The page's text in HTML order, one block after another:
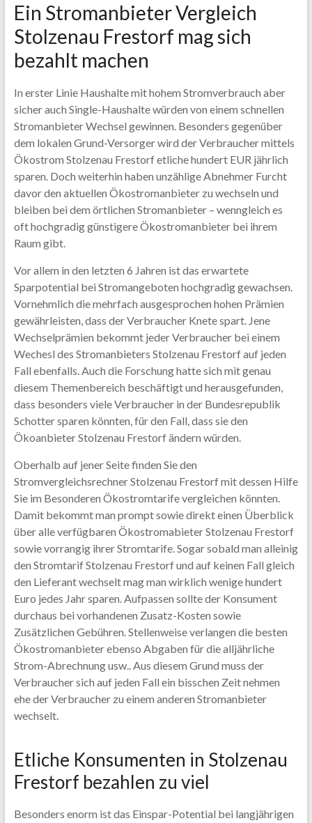
Ein Stromanbieter Vergleich
Stolzenau Frestorf mag sich
bezahlt machen
In erster Linie Haushalte mit hohem Stromverbrauch aber
sicher auch Single-Haushalte würden von einem schnellen
Stromanbieter Wechsel gewinnen. Besonders gegenüber
dem lokalen Grund-Versorger wird der Verbraucher mittels
Ökostrom Stolzenau Frestorf etliche hundert EUR jährlich
sparen. Doch weiterhin haben unzählige Abnehmer Furcht
davor den aktuellen Ökostromanbieter zu wechseln und
bleiben bei dem örtlichen Stromanbieter – wenngleich es
oft hochgradig günstigere Ökostromanbieter bei ihrem
Raum gibt.
Vor allem in den letzten 6 Jahren ist das erwartete
Sparpotential bei Stromangeboten hochgradig gewachsen.
Vornehmlich die mehrfach ausgesprochen hohen Prämien
gewährleisten, dass der Verbraucher Knete spart. Jene
Wechselprämien bekommt jeder Verbraucher bei einem
Wechesl des Stromanbieters Stolzenau Frestorf auf jeden
Fall ebenfalls. Auch die Forschung hatte sich mit genau
diesem Themenbereich beschäftigt und herausgefunden,
dass besonders viele Verbraucher in der Bundesrepublik
Schotter sparen könnten, für den Fall, dass sie den
Ökoanbieter Stolzenau Frestorf ändern würden.
Oberhalb auf jener Seite finden Sie den
Stromvergleichsrechner Stolzenau Frestorf mit dessen Hilfe
Sie im Besonderen Ökostromtarife vergleichen könnten.
Damit bekommt man prompt sowie direkt einen Überblick
über alle verfügbaren Ökostromabieter Stolzenau Frestorf
sowie vorrangig ihrer Stromtarife. Sogar sobald man alleinig
den Stromtarif Stolzenau Frestorf und auf keinen Fall gleich
den Lieferant wechselt mag man wirklich wenige hundert
Euro jedes Jahr sparen. Aufpassen sollte der Konsument
durchaus bei vorhandenen Zusatz-Kosten sowie
Zusätzlichen Gebühren. Stellenweise verlangen die besten
Ökostromanbieter ebenso Abgaben für die alljährliche
Strom-Abrechnung usw.. Aus diesem Grund muss der
Verbraucher sich auf jeden Fall ein bisschen Zeit nehmen
ehe der Verbraucher zu einem anderen Stromanbieter
wechselt.
Etliche Konsumenten in Stolzenau
Frestorf bezahlen zu viel
Besonders enorm ist das Einspar-Potential bei langjährigen